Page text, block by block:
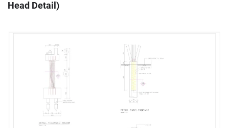
Head Detail)